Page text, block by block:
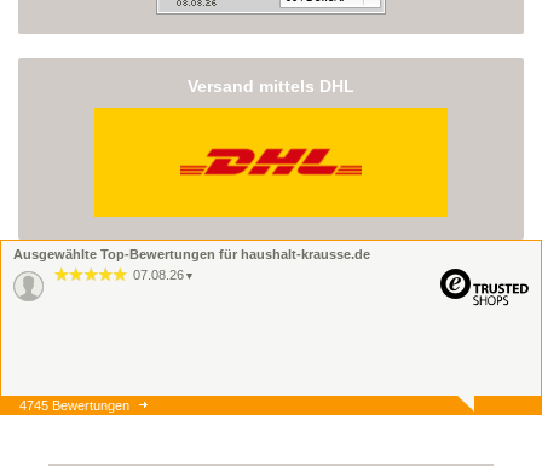
Versand mittels DHL
Ausgewählte Top-Bewertungen für haushalt-krausse.de
07.08.26 ▼
07.08.26 ▼
4745 Bewertungen